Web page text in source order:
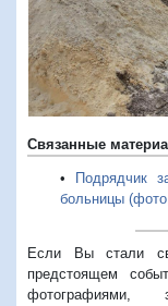
Связанные
•
Подрядчик
больницы
Если Вы стали
предстоящем
фотографиями,